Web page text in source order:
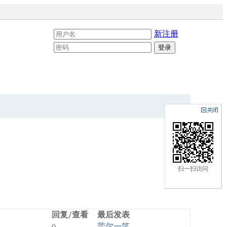
新注册
回复/查看
最后发表
扫一扫访问